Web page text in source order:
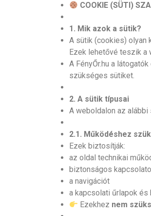
COOKIE (SÜTI)
1. Mik azok a sütik?
A sütik (cookies) olyan
Ezek lehetővé teszik a
A FényŐr.hu a
szükséges sütiket.
2. A sütik típusai
A weboldalon az alábbi
2.1. Működéshez
Ezek biztosítják:
az oldal technikai
biztonságos
a navigációt
a kapcsolati űrlapok
Ezekhez nem